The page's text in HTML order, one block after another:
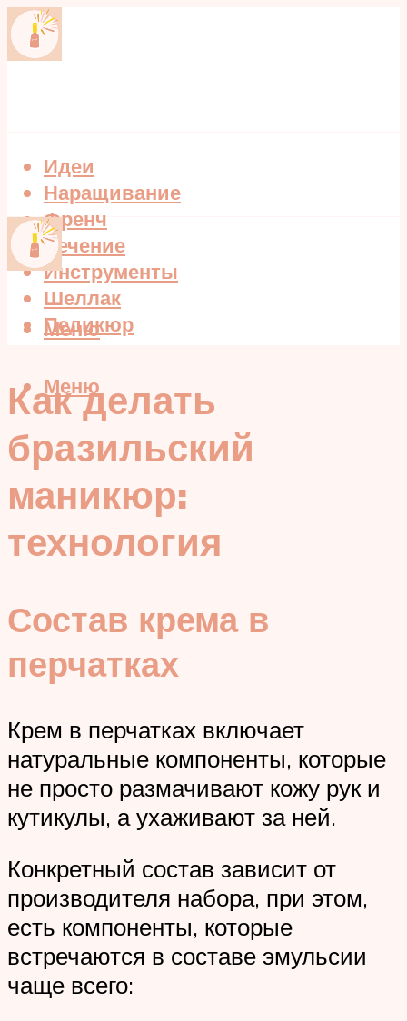
Идеи
Наращивание
Френч
Лечение
Инструменты
Шеллак
Педикюр
Меню
Меню
Как делать
бразильский
маникюр:
технология
Состав крема в
перчатках
Крем в перчатках включает
натуральные компоненты, которые
не просто размачивают кожу рук и
кутикулы, а ухаживают за ней.
Конкретный состав зависит от
производителя набора, при этом,
есть компоненты, которые
встречаются в составе эмульсии
чаще всего: